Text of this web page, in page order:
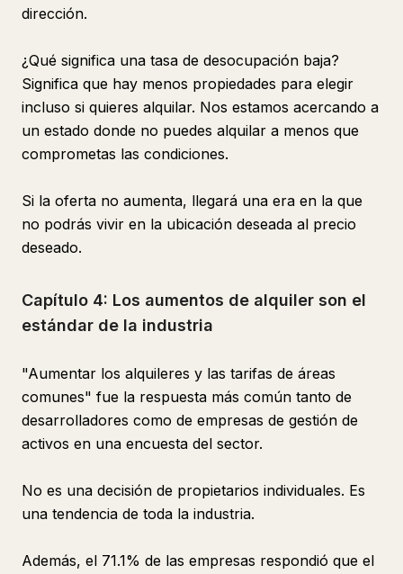
dirección.
¿Qué significa una tasa de desocupación baja?
Significa que hay menos propiedades para elegir
incluso si quieres alquilar. Nos estamos acercando a
un estado donde no puedes alquilar a menos que
comprometas las condiciones.
Si la oferta no aumenta, llegará una era en la que
no podrás vivir en la ubicación deseada al precio
deseado.
Capítulo 4: Los aumentos de alquiler son el
estándar de la industria
"Aumentar los alquileres y las tarifas de áreas
comunes" fue la respuesta más común tanto de
desarrolladores como de empresas de gestión de
activos en una encuesta del sector.
No es una decisión de propietarios individuales. Es
una tendencia de toda la industria.
Además, el 71.1% de las empresas respondió que el